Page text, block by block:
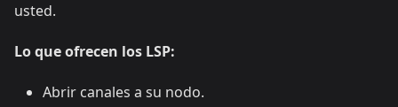
usted.
Lo que ofrecen los LSP:
Abrir canales a su nodo.